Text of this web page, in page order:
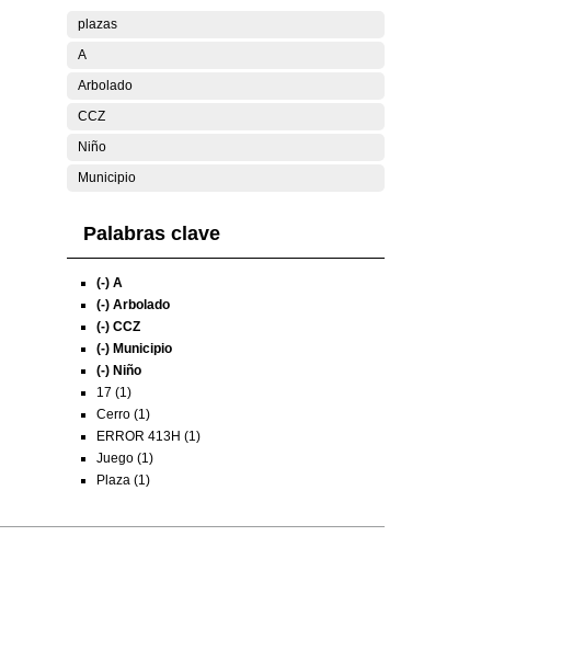
plazas
A
Arbolado
CCZ
Niño
Municipio
Palabras clave
(-) A
(-) Arbolado
(-) CCZ
(-) Municipio
(-) Niño
17 (1)
Cerro (1)
ERROR 413H (1)
Juego (1)
Plaza (1)